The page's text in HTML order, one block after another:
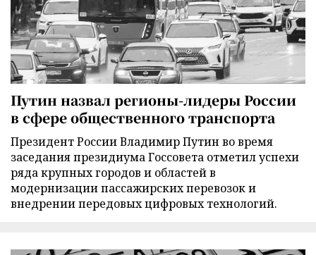
Путин назвал регионы-лидеры России
в сфере общественного транспорта
Президент России Владимир Путин во время
заседания президиума Госсовета отметил успехи
ряда крупных городов и областей в
модернизации пассажирских перевозок и
внедрении передовых цифровых технологий.